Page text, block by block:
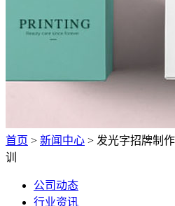
首页 > 新闻中心 > 发光字招牌制
训
公司动态
行业资讯